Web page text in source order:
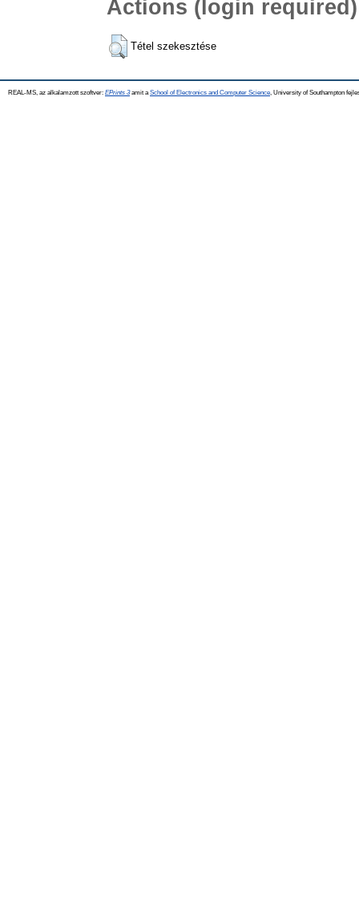
Actions (login required)
Tétel szekesztése
REAL-MS, az alkalamzott szoftver: EPrints 3amit a School of Electronics and Computer Science , University of Southampton